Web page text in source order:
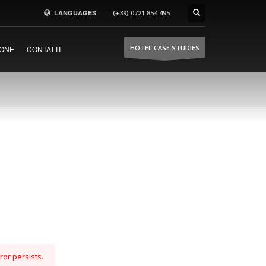
hoteldoors.ae
(+39) 0721 854 495
LANGUAGES
CONTATTI HOTEL CASE STUDIES
persists.